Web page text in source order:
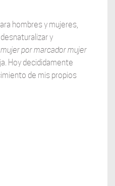
hombres y mujeres,
y
mujer por marcador mujer
Hoy decididamente
de mis propios